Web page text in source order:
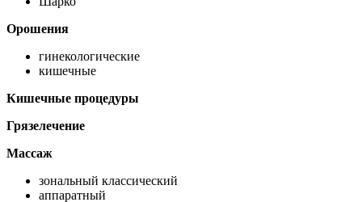
Орошения
гинекологические
кишечные
Кишечные процедуры
Грязелечение
Массаж
зональный классический
аппаратный